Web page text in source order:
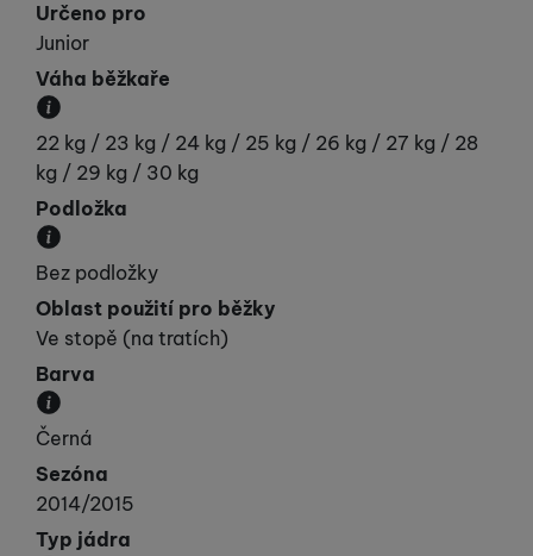
Určeno pro
Junior
Váha běžkaře
Váha běžkaře v kilogramech.
22 kg / 23 kg / 24 kg / 25 kg / 26 kg / 27 kg / 28
kg / 29 kg / 30 kg
Podložka
Podložka pod běžecké vázání - je nebo není na
Bez podložky
Oblast použití pro běžky
Ve stopě (na tratích)
Barva
Převládající barva výrobku.
Černá
Sezóna
2014/2015
Typ jádra